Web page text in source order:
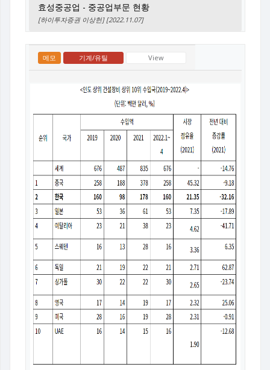
효성중공업 - 중공업부문 현황
[하이투자증권 이상헌] [2022.11.07]
메모 기계/유틸 View